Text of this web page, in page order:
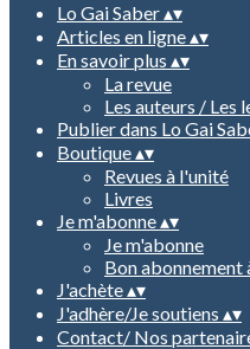
Lo Gai Saber▴▾
Articles en ligne▴▾
En savoir plus ▴▾
La revue
Les auteurs / Les
Publier dans Lo Gai
Boutique▴▾
Revues à l'unité
Livres
Je m'abonne▴▾
Je m'abonne
Bon abonnement
J'achète▴▾
J'adhère/Je soutiens ▴▾
Contact/ Nos